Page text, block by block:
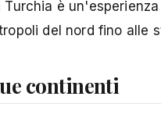
è
del nord fino alle
continenti